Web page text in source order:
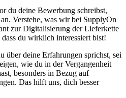
du deine Bewerbung schreibst,
Verstehe, was wir bei SupplyOn
zur Digitalisierung der Lieferkette
du wirklich interessiert bist!
über deine Erfahrungen sprichst, sei
wie du in der Vergangenheit
besonders in Bezug auf
Das hilft uns, dich besser